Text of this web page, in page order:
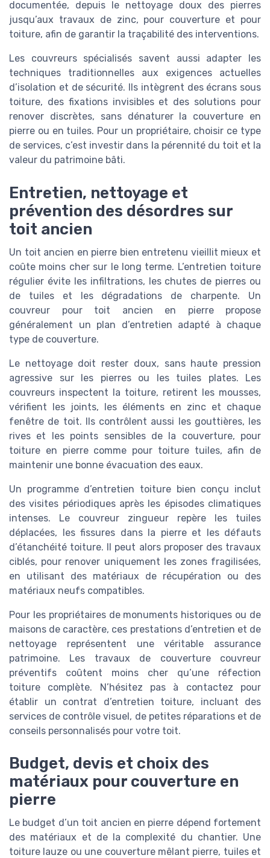
documentée, depuis le nettoyage doux des pierres
jusqu’aux travaux de zinc, pour couverture et pour
toiture, afin de garantir la traçabilité des interventions.
Les couvreurs spécialisés savent aussi adapter les
techniques traditionnelles aux exigences actuelles
d’isolation et de sécurité. Ils intègrent des écrans sous
toiture, des fixations invisibles et des solutions pour
renover discrètes, sans dénaturer la couverture en
pierre ou en tuiles. Pour un propriétaire, choisir ce type
de services, c’est investir dans la pérennité du toit et la
valeur du patrimoine bâti.
Entretien, nettoyage et
prévention des désordres sur
toit ancien
Un toit ancien en pierre bien entretenu vieillit mieux et
coûte moins cher sur le long terme. L’entretien toiture
régulier évite les infiltrations, les chutes de pierres ou
de tuiles et les dégradations de charpente. Un
couvreur pour toit ancien en pierre propose
généralement un plan d’entretien adapté à chaque
type de couverture.
Le nettoyage doit rester doux, sans haute pression
agressive sur les pierres ou les tuiles plates. Les
couvreurs inspectent la toiture, retirent les mousses,
vérifient les joints, les éléments en zinc et chaque
fenêtre de toit. Ils contrôlent aussi les gouttières, les
rives et les points sensibles de la couverture, pour
toiture en pierre comme pour toiture tuiles, afin de
maintenir une bonne évacuation des eaux.
Un programme d’entretien toiture bien conçu inclut
des visites périodiques après les épisodes climatiques
intenses. Le couvreur zingueur repère les tuiles
déplacées, les fissures dans la pierre et les défauts
d’étanchéité toiture. Il peut alors proposer des travaux
ciblés, pour renover uniquement les zones fragilisées,
en utilisant des matériaux de récupération ou des
matériaux neufs compatibles.
Pour les propriétaires de monuments historiques ou de
maisons de caractère, ces prestations d’entretien et de
nettoyage représentent une véritable assurance
patrimoine. Les travaux de couverture couvreur
préventifs coûtent moins cher qu’une réfection
toiture complète. N’hésitez pas à contactez pour
établir un contrat d’entretien toiture, incluant des
services de contrôle visuel, de petites réparations et de
conseils personnalisés pour votre toit.
Budget, devis et choix des
matériaux pour couverture en
pierre
Le budget d’un toit ancien en pierre dépend fortement
des matériaux et de la complexité du chantier. Une
toiture lauze ou une couverture mêlant pierre, tuiles et